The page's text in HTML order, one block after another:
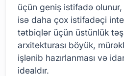
üçün geniş istifadə
isə daha çox istifadəçi
tətbiqlər üçün üstünlük
arxitekturası böyük,
işlənib hazırlanması və
idealdır.